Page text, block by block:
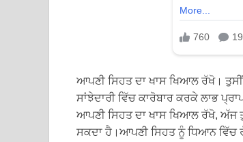
ਆਪਣੀ ਸਿਹਤ ਦਾ ਖਾਸ ਖਿਆਲ ਰੱਖੋ।
ਸਾਂਝੇਦਾਰੀ ਵਿੱਚ ਕਾਰੋਬਾਰ ਕਰਕੇ ਲਾਭ
ਆਪਣੀ ਸਿਹਤ ਦਾ ਖਾਸ ਖਿਆਲ ਰੱਖੋ, ਅੱਜ
ਸਕਦਾ ਹੈ।ਆਪਣੀ ਸਿਹਤ ਨੂੰ ਧਿਆਨ ਵਿੱਚ